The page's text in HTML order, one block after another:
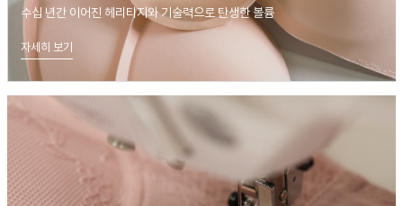
수십 년간 이어진 헤리티지와 기술력으로 탄생한 볼륨
자세히 보기